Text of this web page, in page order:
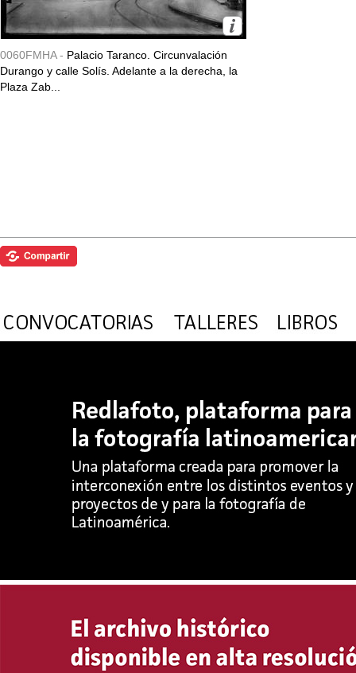
0060FMHA - Palacio Taranco. Circunvalación
Durango y calle Solís. Adelante a la derecha, la
Plaza Zab...